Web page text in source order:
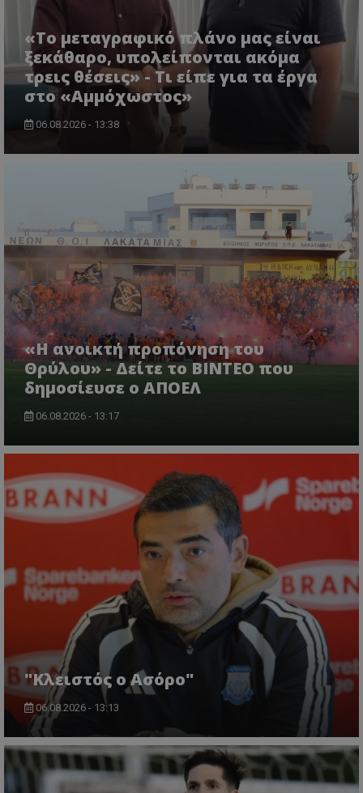
«Το μεταγραφικό πλάνο μας είναι
ξεκάθαρο, υπολείπονται ακόμα
τρεις θέσεις» - Τι είπε για τα έργα
στο «Αμμόχωστος»
06.08.2026 - 13:38
«Η ανοικτή προπόνηση του
Θρύλου» - Δείτε το ΒΙΝΤΕΟ που
δημοσίευσε ο ΑΠΟΕΛ
06.08.2026 - 13:17
"Κλειστός ο Ασόρο"
06.08.2026 - 13:13